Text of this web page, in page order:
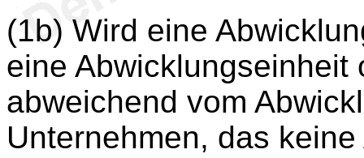
(1b) Wird eine
eine Abwicklungseinheit
abweichend vom
Unternehmen, das